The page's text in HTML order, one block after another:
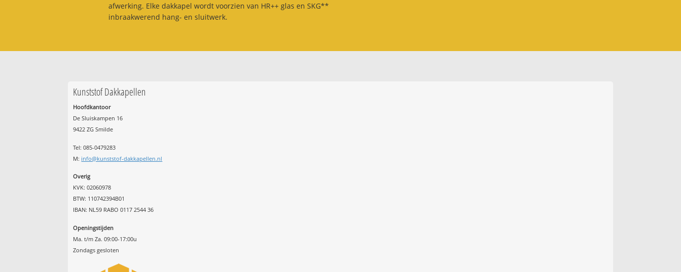
afwerking. Elke dakkapel wordt voorzien van HR++ glas en SKG**
inbraakwerend hang- en sluitwerk.
Kunststof Dakkapellen
Hoofdkantoor
De Sluiskampen 16
9422 ZG Smilde
Tel: 085-0479283
M: info@kunststof-dakkapellen.nl
Overig
KVK: 02060978
BTW: 110742394B01
IBAN: NL59 RABO 0117 2544 36
Openingstijden
Ma. t/m Za. 09:00-17:00u
Zondags gesloten